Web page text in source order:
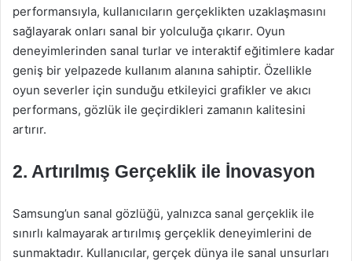
performansıyla, kullanıcıların gerçeklikten uzaklaşmasını
sağlayarak onları sanal bir yolculuğa çıkarır. Oyun
deneyimlerinden sanal turlar ve interaktif eğitimlere kadar
geniş bir yelpazede kullanım alanına sahiptir. Özellikle
oyun severler için sunduğu etkileyici grafikler ve akıcı
performans, gözlük ile geçirdikleri zamanın kalitesini
artırır.
2. Artırılmış Gerçeklik ile İnovasyon
Samsung’un sanal gözlüğü, yalnızca sanal gerçeklik ile
sınırlı kalmayarak artırılmış gerçeklik deneyimlerini de
sunmaktadır. Kullanıcılar, gerçek dünya ile sanal unsurları